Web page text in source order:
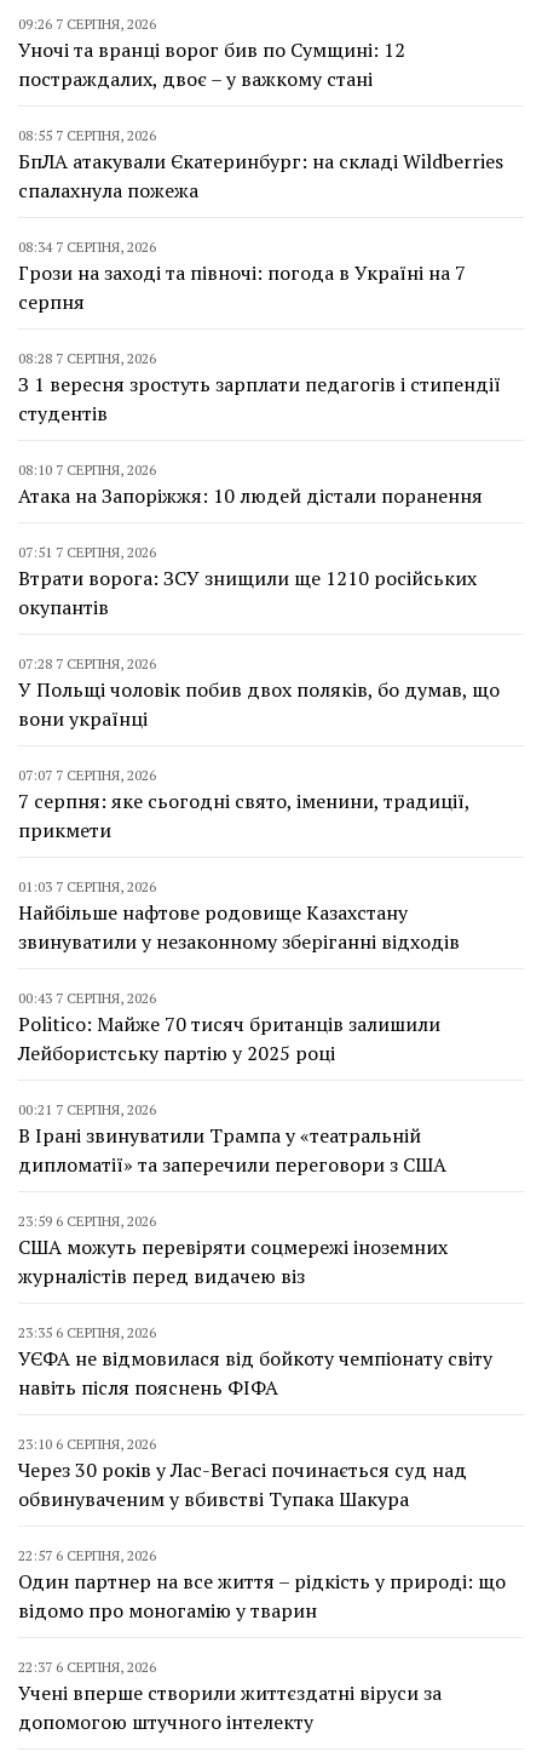
09:26 7 СЕРПНЯ, 2026
Уночі та вранці ворог бив по Сумщині: 12
постраждалих, двоє – у важкому стані
08:55 7 СЕРПНЯ, 2026
БпЛА атакували Єкатеринбург: на складі Wildberries
спалахнула пожежа
08:34 7 СЕРПНЯ, 2026
Грози на заході та півночі: погода в Україні на 7
серпня
08:28 7 СЕРПНЯ, 2026
З 1 вересня зростуть зарплати педагогів і стипендії
студентів
08:10 7 СЕРПНЯ, 2026
Атака на Запоріжжя: 10 людей дістали поранення
07:51 7 СЕРПНЯ, 2026
Втрати ворога: ЗСУ знищили ще 1210 російських
окупантів
07:28 7 СЕРПНЯ, 2026
У Польщі чоловік побив двох поляків, бо думав, що
вони українці
07:07 7 СЕРПНЯ, 2026
7 серпня: яке сьогодні свято, іменини, традиції,
прикмети
01:03 7 СЕРПНЯ, 2026
Найбільше нафтове родовище Казахстану
звинуватили у незаконному зберіганні відходів
00:43 7 СЕРПНЯ, 2026
Politico: Майже 70 тисяч британців залишили
Лейбористську партію у 2025 році
00:21 7 СЕРПНЯ, 2026
В Ірані звинуватили Трампа у «театральній
дипломатії» та заперечили переговори з США
23:59 6 СЕРПНЯ, 2026
США можуть перевіряти соцмережі іноземних
журналістів перед видачею віз
23:35 6 СЕРПНЯ, 2026
УЄФА не відмовилася від бойкоту чемпіонату світу
навіть після пояснень ФІФА
23:10 6 СЕРПНЯ, 2026
Через 30 років у Лас-Вегасі починається суд над
обвинуваченим у вбивстві Тупака Шакура
22:57 6 СЕРПНЯ, 2026
Один партнер на все життя – рідкість у природі: що
відомо про моногамію у тварин
22:37 6 СЕРПНЯ, 2026
Учені вперше створили життєздатні віруси за
допомогою штучного інтелекту